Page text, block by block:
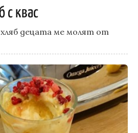
с квас
децата ме молят от